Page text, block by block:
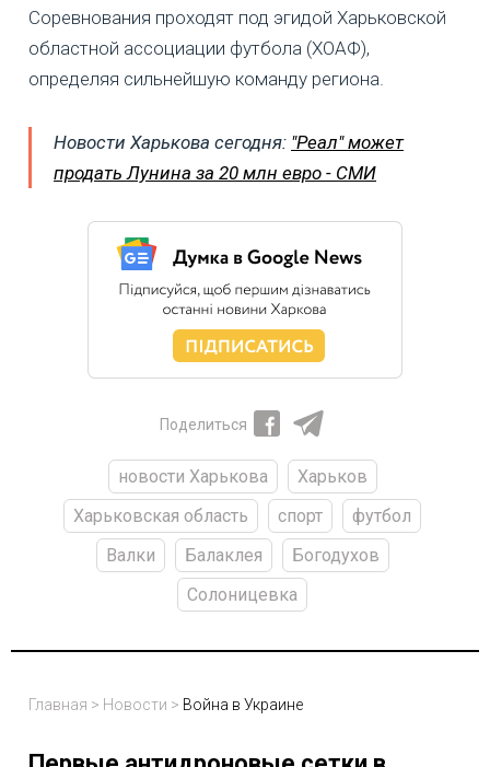
Соревнования проходят под эгидой Харьковской
областной ассоциации футбола (ХОАФ),
определяя сильнейшую команду региона.
Новости Харькова сегодня: "Реал" может
продать Лунина за 20 млн евро - СМИ
Поделиться
новости Харькова
Харьков
Харьковская область
спорт
футбол
Валки
Балаклея
Богодухов
Солоницевка
Главная > Новости > Война в Украине